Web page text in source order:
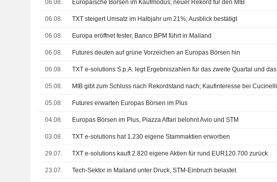
06.08. Europäische Börsen im Kaufmodus; neuer Rekord für den MIB
06.08. TXT steigert Umsatz im Halbjahr um 21%; Ausblick bestätigt
06.08. Europa eröffnet fester, Banco BPM führt in Mailand
06.08. Futures deuten auf grüne Vorzeichen an Europas Börsen hin
06.08.
05.08. MIB gibt zum Schluss nach Rekordstand nach; Kaufinteresse bei Cucinelli
05.08. Futures erwarten Europas Börsen im Plus
04.08. Europas Börsen im Plus, Piazza Affari belohnt Avio und STM
03.08. TXT e-solutions hat 1.230 eigene Stammaktien erworben
29.07. TXT e-solutions kauft 2.820 eigene Aktien für rund EUR120.700 zurück
23.07. Tech-Sektor in Mailand unter Druck, STM-Einbruch belastet